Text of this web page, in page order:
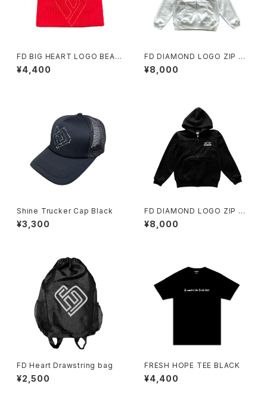
FD BIG HEART LOGO BEAN
IE RED
¥4,400
FD DIAMOND LOGO ZIP H
OODY WHITE
¥8,000
Shine Trucker Cap Black
¥3,300
FD DIAMOND LOGO ZIP H
OODY BLACK
¥8,000
FD Heart Drawstring bag
¥2,500
FRESH HOPE TEE BLACK
¥4,400